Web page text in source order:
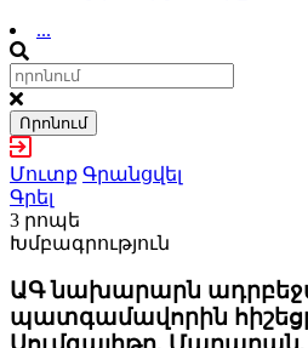
...
Որոնում
Մուտք Գրանցվել
Գրել
3 րոպե
Խմբագրություն
ԱԳ նախարարն
պատգամավորին